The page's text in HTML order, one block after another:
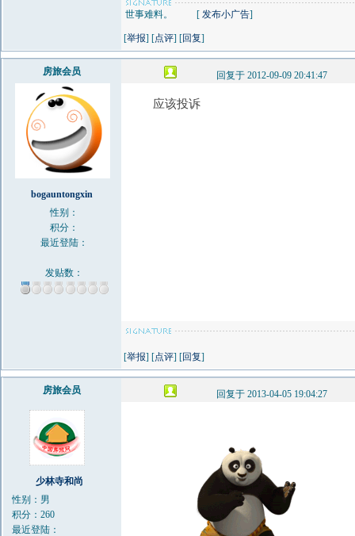
世事难料。 [ 发布小广告]
[举报] [点评] [回复]
房旅会员 回复于 2012-09-09 20:41:47
bogauntongxin
性别：
积分：
最近登陆：
发贴数：
应该投诉
[举报] [点评] [回复]
房旅会员 回复于 2013-04-05 19:04:27
少林寺和尚
性别：男
积分：260
最近登陆：